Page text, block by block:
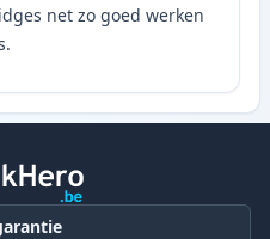
net zo goed werken